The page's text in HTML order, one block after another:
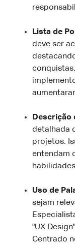
Lista de
deve ser
Descrição
detalhada
projetos.
entendam
Uso de
sejam
"UX
Centrado